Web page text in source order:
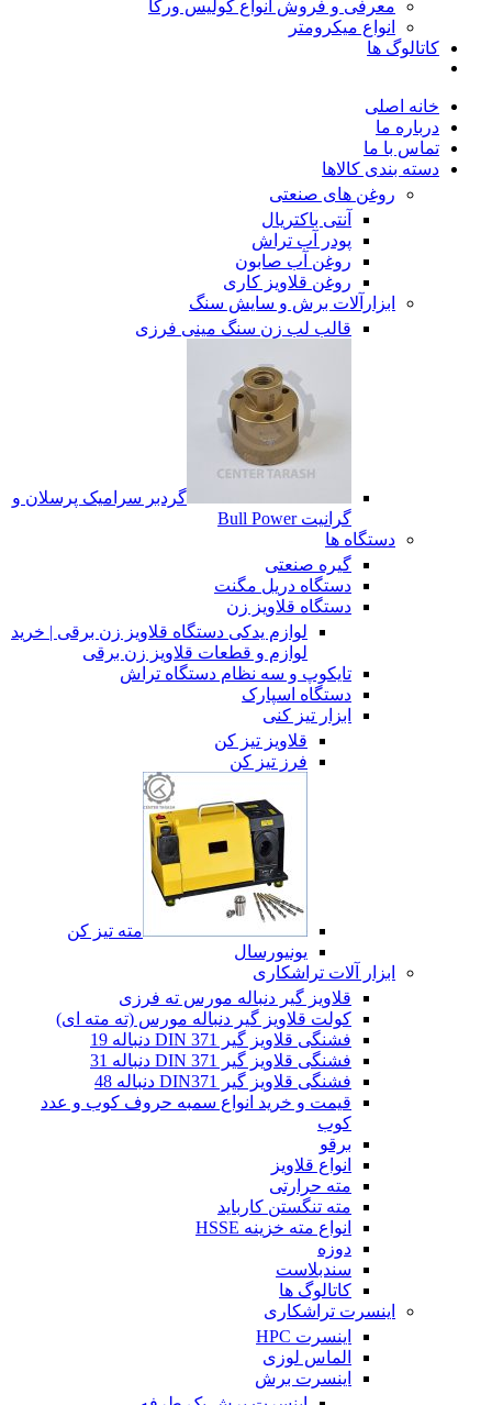
معرفی و فروش انواع کولیس ورکا
انواع میکرومتر
کاتالوگ ها
خانه اصلی
درباره ما
تماس با ما
دسته بندی کالاها
روغن های صنعتی
آنتی باکتریال
پودر آب تراش
روغن آب صابون
روغن قلاویز کاری
ابزارآلات برش و سایش سنگ
قالب لب زن سنگ مینی فرزی
گردبر سرامیک پرسلان و
گرانیت Bull Power
دستگاه ها
گیره صنعتی
دستگاه دریل مگنت
دستگاه قلاویز زن
لوازم یدکی دستگاه قلاویز زن برقی | خرید
لوازم و قطعات قلاویز زن برقی
تایکوپ و سه نظام دستگاه تراش
دستگاه اسپارک
ابزار تیز کنی
قلاویز تیز کن
فرز تیز کن
مته تیز کن
یونیورسال
ابزار آلات تراشکاری
قلاویز گیر دنباله مورس ته فرزی
کولت قلاویز گیر دنباله مورس (ته مته ای)
فشنگی قلاویز گیر DIN 371 دنباله 19
فشنگی قلاویز گیر DIN 371 دنباله 31
فشنگی قلاویز گیر DIN371 دنباله 48
قیمت و خرید انواع سمبه حروف کوب و عدد
کوب
برقو
انواع قلاویز
مته حرارتی
مته تنگستن کارباید
انواع مته خزینه HSSE
دوزه
سندبلاست
کاتالوگ ها
اینسرت تراشکاری
اینسرت HPC
الماس لوزی
اینسرت برش